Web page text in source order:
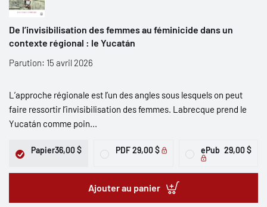
De l’invisibilisation des femmes au féminicide dans un
contexte régional : le Yucatán
Parution: 15 avril 2026
L’approche régionale est l’un des angles sous lesquels on peut
faire ressortir l’invisibilisation des femmes. Labrecque prend le
Yucatán comme poin...
Papier36,00 $ PDF29,00 $ ePub 29,00 $
Ajouter au panier